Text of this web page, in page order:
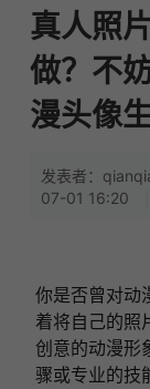
真人照
做？不
漫头像
发表者：
07-01 16:20
你是否曾对动
着将自己的照
创意的动漫形
骤或专业的技